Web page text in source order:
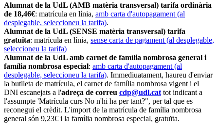
Alumnat de la UdL (AMB matèria transversal) tarifa ordinària
de 18,46€: matrícula en línia, amb carta d'autopagament (al
desplegable, seleccioneu la tarifa).
Alumnat de la UdL (SENSE matèria transversal) tarifa
gratuïta: matrícula en línia, sense carta de pagament (al desplegable,
seleccioneu la tarifa)
Alumnat de la UdL amb carnet de família nombrosa general i
família nombrosa especial: amb carta d'autopagament (al
desplegable, seleccioneu la tarifa). Immediuatament, haureu d'enviar
la butlleta de matrícula, el carnet de família nombrosa vigent i el
DNI escanejats a l'adreça de correu cdp@udl.cat tot indicant a
l'assumpte 'Matrícula curs No n'hi ha per tant?", per tal que es
reconegui el crèdit. L'import de la matrícula de família nombrosa
general són 9,23€ i la família nombrosa especial, gratuïta.